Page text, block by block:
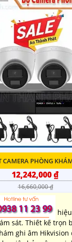
CAMERA PHÒNG
12,242,000 ₫
16,660,000 ₫
chất lượng và
sát. Thiết kế trọn
ghi âm Hikvision